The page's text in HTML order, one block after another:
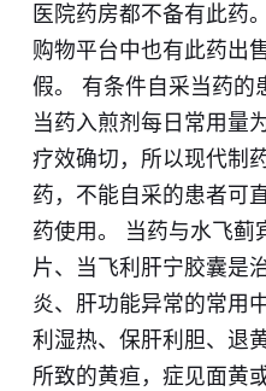
医院药房都不备有此药
购物平台中也有此药出
假。 有条件自采当药的
当药入煎剂每日常用量
疗效确切，所以现代制
药，不能自采的患者可
药使用。 当药与水飞蓟
片、当飞利肝宁胶囊是
炎、肝功能异常的常用
利湿热、保肝利胆、退
所致的黄疸，症见面黄